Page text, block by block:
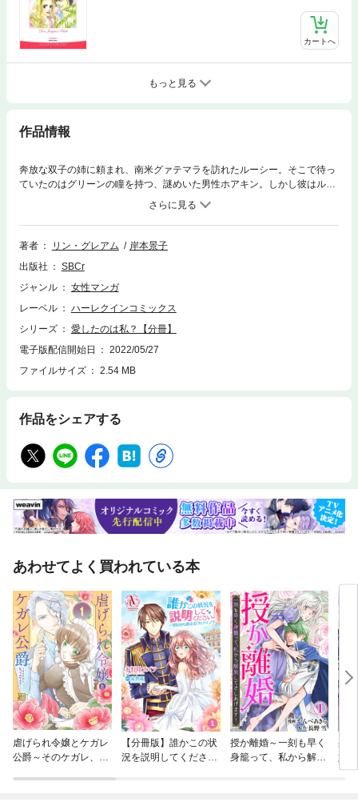
カートへ
もっと見る
作品情報
奔放な双子の姉に頼まれ、南米グァテマラを訪れたルーシー。そこで待っ
ていたのはグリーンの瞳を持つ、謎めいた男性ホアキン。しかし彼はルー
シーを詐欺師呼ばわりし、借金の全額返済を要求した。 自らの正体を明か
せば、再婚を控えた姉の身が心配だ。 そうして彼女は誤解を解けぬまま、
ホアキンの囚われの身になり・・・。
著者
リン・グレアム
岸本景子
出版社
SBCr
ジャンル
女性マンガ
レーベル
ハーレクインコミックス
シリーズ
愛したのは私？【分冊】
電子版配信開始日
2022/05/27
ファイルサイズ
2.54 MB
作品をシェアする
あわせてよく買われている本
虐げられ令嬢とケガレ
公爵～そのケガレ、払
【分冊版】誰かこの状
況を説明してくださ
授か離婚～一刻も早く
身籠って、私から解放
身
婚
れ